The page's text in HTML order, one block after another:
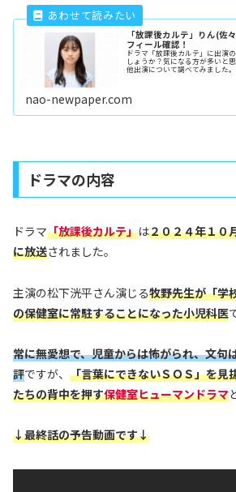
「放課後カルテ」りん(佐
フィール確認！
ドラマ「放課後カルテ」に出演
しょうか？気になる方が多いと
他出演について調べてみました。
nao-newpaper.com
ドラマの内容
ドラマ「放課後カルテ」は２０２４年１０
に放送されました。
主演の松下洸平さん演じる牧野先生が「学
の保健室に常駐することになった小児科医
常に無愛想で、児童からは怖がられ、文句
評ですが、 「言葉にできないＳＯＳ」を見
たちの背中を押す保健室ヒューマンドラマ
↓最終話の予告動画です↓